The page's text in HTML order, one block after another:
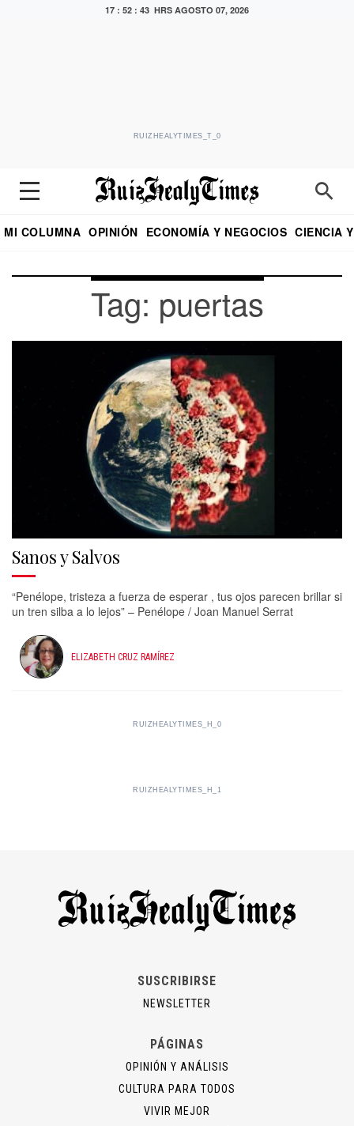
17 : 52 : 43 HRS AGOSTO 07, 2026
RUIZHEALYTIMES_T_0
MI COLUMNA OPINIÓN ECONOMÍA Y NEGOCIOS CIENCIA
Tag: puertas
Sanos y Salvos
“Penélope, tristeza a fuerza de esperar , tus ojos parecen brillar si
un tren silba a lo lejos” – Penélope / Joan Manuel Serrat
ELIZABETH CRUZ RAMÍREZ
RUIZHEALYTIMES_H_0
RUIZHEALYTIMES_H_1
SUSCRIBIRSE
NEWSLETTER
PÁGINAS
OPINIÓN Y ANÁLISIS
CULTURA PARA TODOS
VIVIR MEJOR